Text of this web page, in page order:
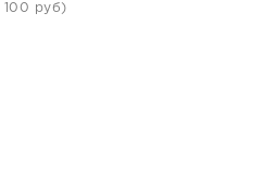
100 руб)